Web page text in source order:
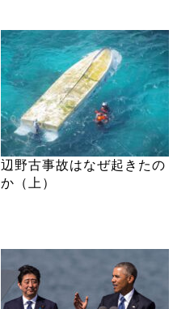
辺野古事故はなぜ起きたの
か（上）